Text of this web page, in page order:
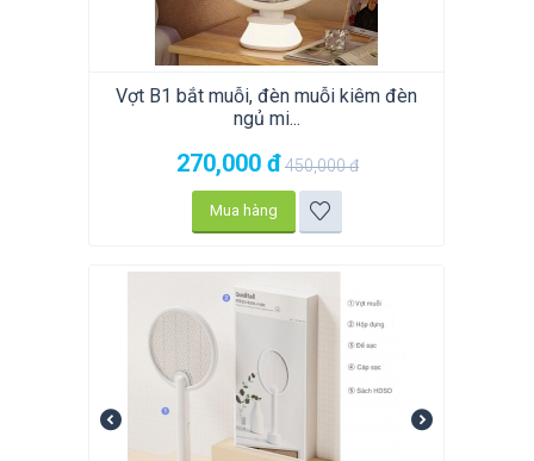
Vợt B1 bắt muỗi, đèn muỗi kiêm đèn
ngủ mi...
270,000 đ450,000đ
Mua hàng